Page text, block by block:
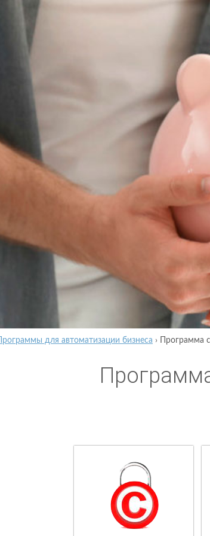
Программы для автоматизации бизнеса › Программа